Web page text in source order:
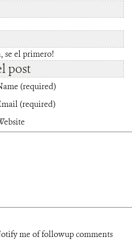
se el primero!
post
(required)
(required)
me of followup comments